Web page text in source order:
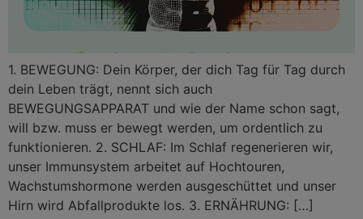
1. BEWEGUNG: Dein Körper, der dich Tag für Tag durch
dein Leben trägt, nennt sich auch
BEWEGUNGSAPPARAT und wie der Name schon sagt,
will bzw. muss er bewegt werden, um ordentlich zu
funktionieren. 2. SCHLAF: Im Schlaf regenerieren wir,
unser Immunsystem arbeitet auf Hochtouren,
Wachstumshormone werden ausgeschüttet und unser
Hirn wird Abfallprodukte los. 3. ERNÄHRUNG: […]